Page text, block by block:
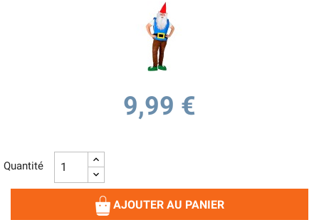
9,99 €
Quantité
AJOUTER AU PANIER